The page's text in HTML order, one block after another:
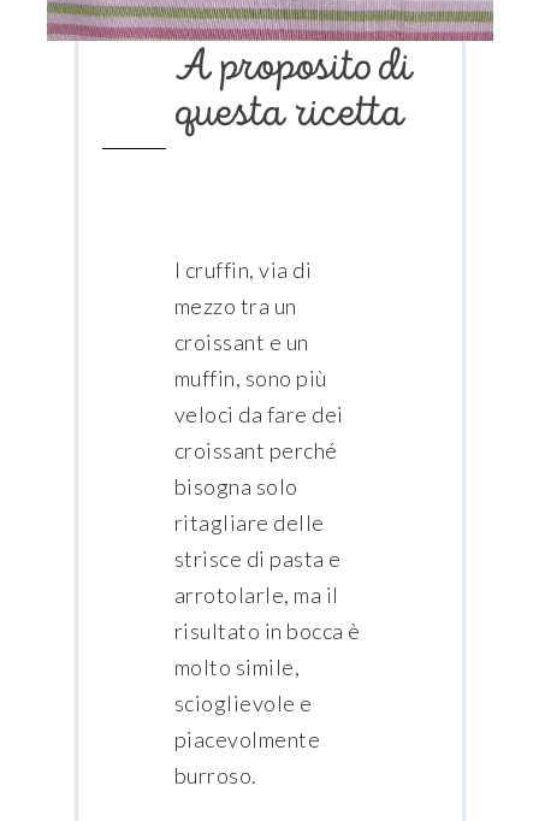
A proposito di
questa ricetta
I cruffin, via di
mezzo tra un
croissant e un
muffin, sono più
veloci da fare dei
croissant perché
bisogna solo
ritagliare delle
strisce di pasta e
arrotolarle, ma il
risultato in bocca è
molto simile,
scioglievole e
piacevolmente
burroso.